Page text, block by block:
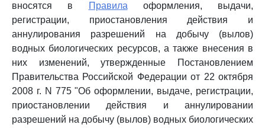
вносятся в
Правила оформления, выдачи,
регистрации, приостановления действия и
аннулирования разрешений на добычу (вылов)
водных биологических ресурсов, а также внесения в
них изменений, утвержденные Постановлением
Правительства Российской Федерации от 22 октября
2008 г. N 775 "Об оформлении, выдаче, регистрации,
приостановлении действия и аннулировании
разрешений на добычу (вылов) водных биологических